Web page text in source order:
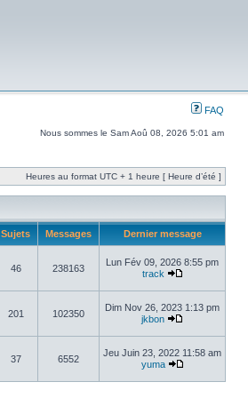
FAQ
Nous sommes le Sam Aoû 08, 2026 5:01 am
Heures au format UTC + 1 heure [ Heure d’été ]
Sujets Messages Dernier message
46 238163
Lun Fév 09, 2026 8:55 pm
track
201 102350
Dim Nov 26, 2023 1:13 pm
jkbon
37 6552
Jeu Juin 23, 2022 11:58 am
yuma